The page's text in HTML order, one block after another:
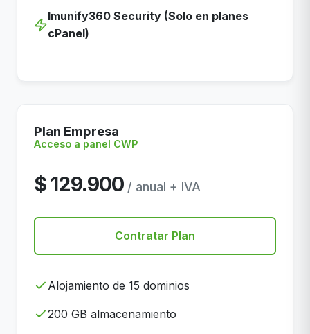
Imunify360 Security (Solo en planes
cPanel)
Plan Empresa
Acceso a panel CWP
$ 129.900 / anual + IVA
Contratar Plan
Alojamiento de 15 dominios
200 GB almacenamiento